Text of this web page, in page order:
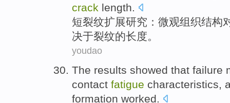
crack length.
短裂纹扩展研究 ： 微观组织结构
决于裂纹的长度。
youdao
The results showed that failure
contact fatigue characteristics,
formation worked.